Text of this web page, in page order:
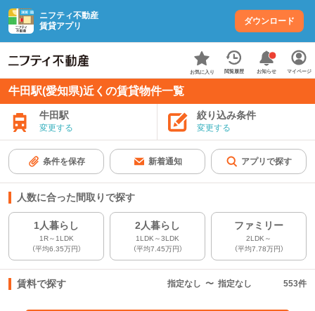
ニフティ不動産
賃貸アプリ
ダウンロード
お気に入り 閲覧履歴 お知らせ マイページ
牛田駅(愛知県)近くの賃貸物件一覧
牛田駅
変更する
絞り込み条件
変更する
条件を保存 新着通知 アプリで探す
人数に合った間取りで探す
1人暮らし
1R～1LDK
（平均6.35万円）
2人暮らし
1LDK～3LDK
（平均7.45万円）
ファミリー
2LDK～
（平均7.78万円）
賃料で探す 指定なし 〜 指定なし 553件